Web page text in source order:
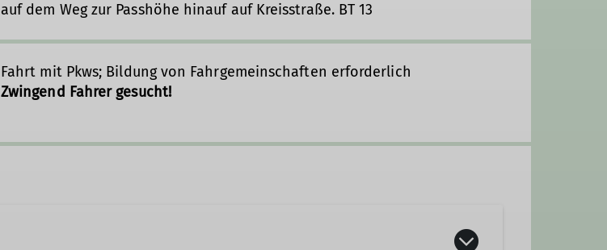
auf dem Weg zur Passhöhe hinauf auf Kreisstraße. BT 13
Fahrt mit Pkws; Bildung von Fahrgemeinschaften erforderlich
Zwingend Fahrer gesucht!